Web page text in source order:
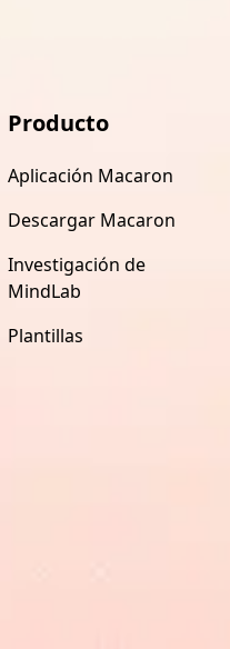
Producto
Aplicación Macaron
Descargar Macaron
Investigación de
MindLab
Plantillas